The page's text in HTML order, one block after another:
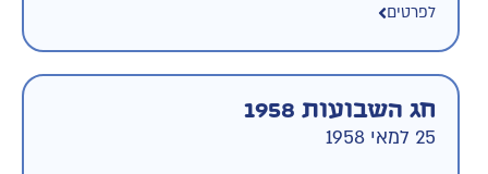
לפרטים
חג השבועות 1958
25 למאי 1958